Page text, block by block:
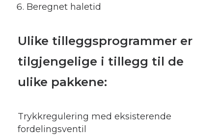
Beregnet haletid
Ulike tilleggsprogrammer er
tilgjengelige i tillegg til de
ulike pakkene:
Trykkregulering med eksisterende
fordelingsventil